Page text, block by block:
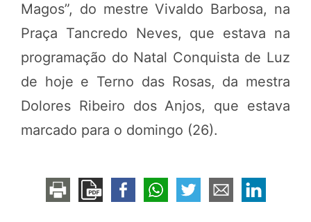
Magos”, do mestre Vivaldo Barbosa, na
Praça Tancredo Neves, que estava na
programação do Natal Conquista de Luz
de hoje e Terno das Rosas, da mestra
Dolores Ribeiro dos Anjos, que estava
marcado para o domingo (26).